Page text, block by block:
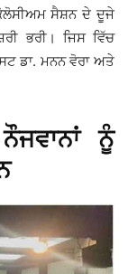
ਸੈਸ਼ਨ ਦੇ ਦੂਜੇ
ਭਰੀ। ਜਿਸ ਵਿੱਚ
ਡਾ. ਮਨਨ ਵੋਰਾ ਅਤੇ
ਨੂੰ